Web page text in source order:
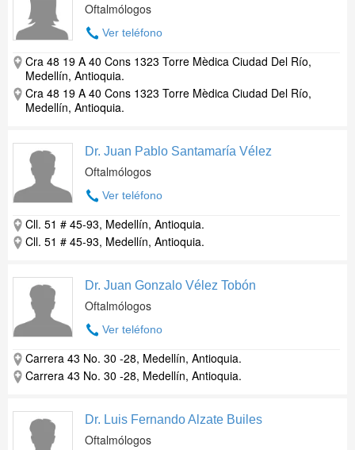
Oftalmólogos
Ver teléfono
Cra 48 19 A 40 Cons 1323 Torre Mèdica Ciudad Del Río,
Medellín, Antioquia.
Cra 48 19 A 40 Cons 1323 Torre Mèdica Ciudad Del Río,
Medellín, Antioquia.
Dr. Juan Pablo Santamaría Vélez
Oftalmólogos
Ver teléfono
Cll. 51 # 45-93, Medellín, Antioquia.
Cll. 51 # 45-93, Medellín, Antioquia.
Dr. Juan Gonzalo Vélez Tobón
Oftalmólogos
Ver teléfono
Carrera 43 No. 30 -28, Medellín, Antioquia.
Carrera 43 No. 30 -28, Medellín, Antioquia.
Dr. Luis Fernando Alzate Builes
Oftalmólogos